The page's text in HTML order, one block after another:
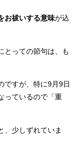
お祓いする意味が込
とっての節句は、も
ですが、特に9月9日
っているので「重
、少しずれていま